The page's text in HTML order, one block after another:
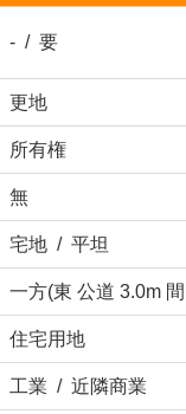
- / 要
更地
所有権
無
宅地 / 平坦
一方(東 公道 3.0m
住宅用地
工業 / 近隣商業